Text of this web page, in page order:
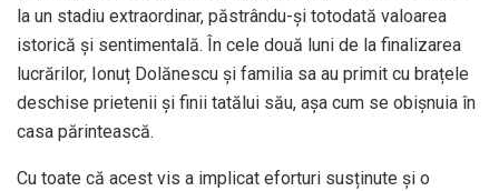
la un stadiu extraordinar, păstrându-și totodată valoarea
istorică și sentimentală. În cele două luni de la finalizarea
lucrărilor, Ionuț Dolănescu și familia sa au primit cu brațele
deschise prietenii și finii tatălui său, așa cum se obișnuia în
casa părintească.
Cu toate că acest vis a implicat eforturi susținute și o